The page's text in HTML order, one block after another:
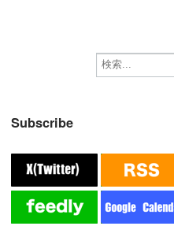
Subscribe